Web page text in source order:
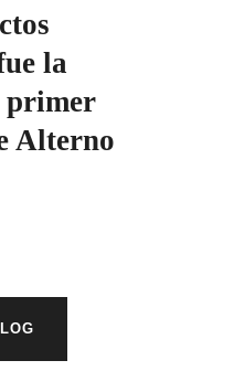
la
primer
Alterno